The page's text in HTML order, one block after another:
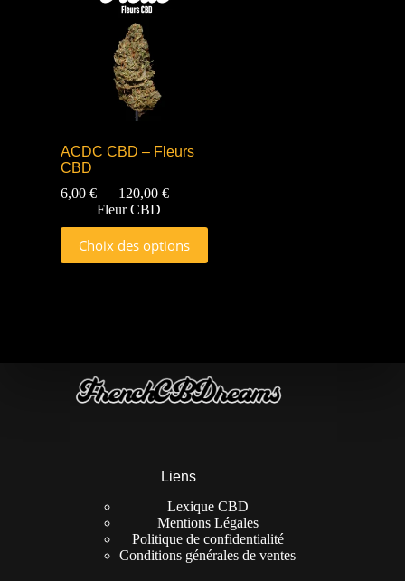
ACDC CBD – Fleurs
CBD
6,00 € – 120,00 €
Fleur CBD
Choix des options
Liens
Lexique CBD
Mentions Légales
Politique de confidentialité
Conditions générales de ventes